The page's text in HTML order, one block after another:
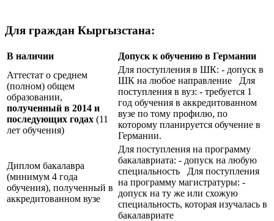
Для граждан Кыргызстана:
В наличии
Допуск к обучению в Германии
Аттестат о среднем
(полном) общем
образовании,
полученный в 2014 и
последующих годах (11
лет обучения)
Для поступления в ШК: - допуск в
ШК на любое направление Для
поступления в вуз: - требуется 1
год обучения в аккредитованном
вузе по тому профилю, по
которому планируется обучение в
Германии.
Диплом бакалавра
(минимум 4 года
обучения), полученный в
аккредитованном вузе
Для поступления на программу
бакалавриата: - допуск на любую
специальность Для поступления
на программу магистратуры: -
допуск на ту же или схожую
специальность, которая изучалась в
бакалавриате